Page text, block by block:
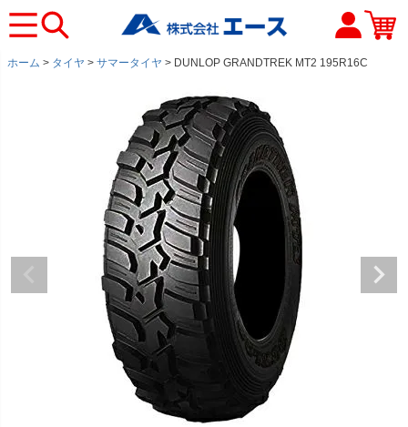
ホーム タイヤ サマータイヤ DUNLOP GRANDTREK MT2 195R16C